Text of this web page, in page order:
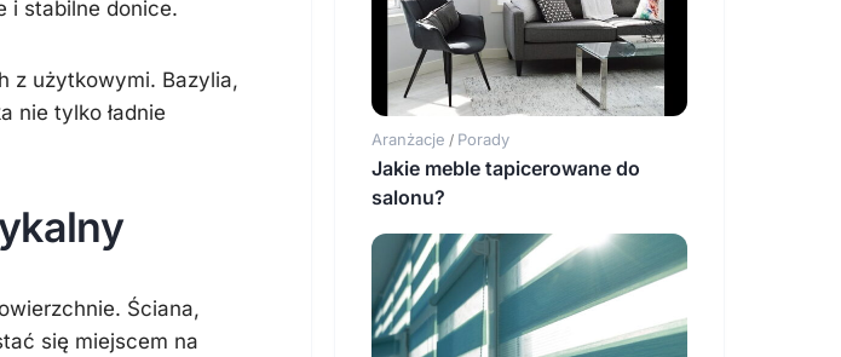
i stabilne donice.
z użytkowymi. Bazylia,
nie tylko ładnie
Ściana,
się miejscem na
Aranżacje / Porady
Jakie meble tapicerowane do
salonu?